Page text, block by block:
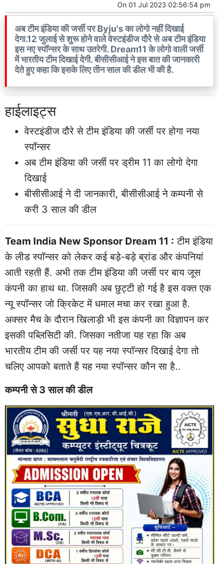
On 01 Jul 2023 02:56:54 pm
अब टीम इंडिया की जर्सी पर Byju's का लोगो नहीं दिखाई
देगा.12 जुलाई से शुरू होने वाले वेस्टइंडीज दौरे से अब टीम इंडिया
इस नए स्पॉन्सर के साथ उतरेगी. Dream11 के लोगो वाली जर्सी
में भारतीय टीम दिखाई देगी. बीसीसीआई ने इस बात की जानकारी
देते हुए कहा कि इसके लिए तीन साल की डील भी की है.
हाईलाइट्स
वेस्टइंडीज दौरे से टीम इंडिया की जर्सी पर होगा नया
स्पॉन्सर
अब टीम इंडिया की जर्सी पर ड्रीम 11 का लोगो देगा
दिखाई
बीसीसीआई ने दी जानकारी, बीसीसीआई ने कम्पनी से
करी 3 साल की डील
Team India New Sponsor Dream 11 : टीम इंडिया
के लीड स्पॉन्सर को लेकर कई बड़े-बड़े ब्रांड और कंपनियां
आती रहती हैं. अभी तक टीम इंडिया की जर्सी पर बाय जूस
कंपनी का हाथ था. जिसकी अब छुट्टी हो गई है इस वक्त एक
न्यू स्पॉन्सर जो क्रिकेट में धमाल मचा कर रखा हुआ है.
अक्सर मैच के दौरान खिलाड़ी भी इस कंपनी का विज्ञापन कर
इसकी पब्लिसिटी की. जिसका नतीजा यह रहा कि अब
भारतीय टीम की जर्सी पर यह नया स्पॉन्सर दिखाई देगा तो
चलिए आपको बताते हैं यह नया स्पॉन्सर कौन सा है..
कम्पनी से 3 साल की डील